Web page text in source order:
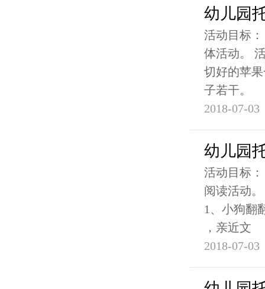
幼儿园
活动目标
体活动。
切好的苹
子若干。
2018-07-03
幼儿园
活动目标
阅读活动
1、小狗翻
，亲近文
2018-07-03